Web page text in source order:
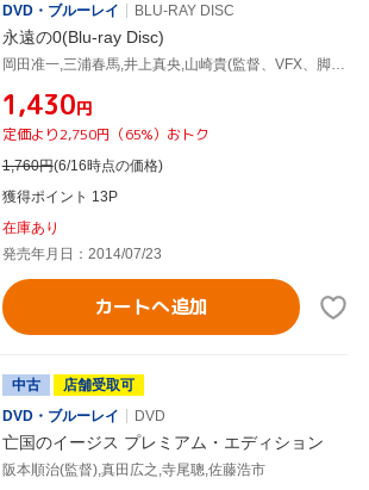
DVD・ブルーレイ
BLU-RAY DISC
永遠の0(Blu-ray Disc)
岡田准一,三浦春馬,井上真央,山崎貴(監督、VFX、脚本),百田尚樹(原作),佐藤直紀(音楽)
¥1,430円
定価より2,750円（65%）おトク
1,760円(6/16時点の価格)
獲得ポイント 13P
在庫あり
発売年月日：2014/07/23
カートへ追加
中古
店舗受取可
DVD・ブルーレイ
DVD
亡国のイージス プレミアム・エディション
阪本順治(監督),真田広之,寺尾聰,佐藤浩市